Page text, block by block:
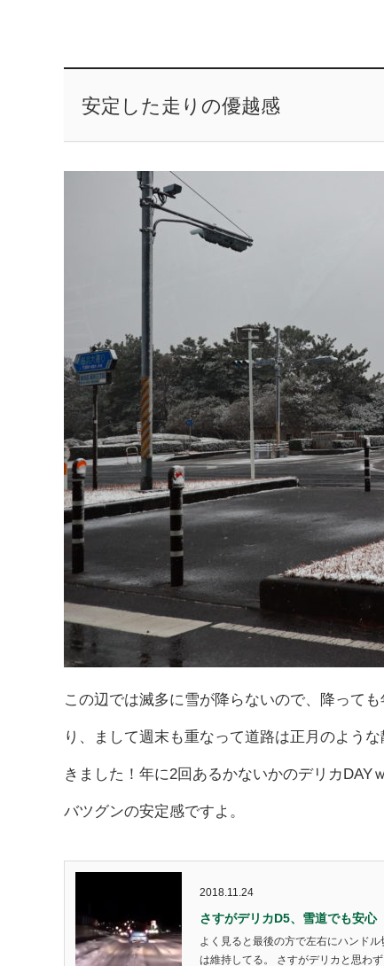
安定した走りの優越感
この辺では滅多に雪が降らないので、降って
り、まして週末も重なって道路は正月のような
きました！年に2回あるかないかのデリカ
バツグンの安定感ですよ。
2018.11.24
さすがデリカD5、雪道でも安心
よく見ると最後の方で左右にハンド
は維持してる。 さすがデリカと思わ